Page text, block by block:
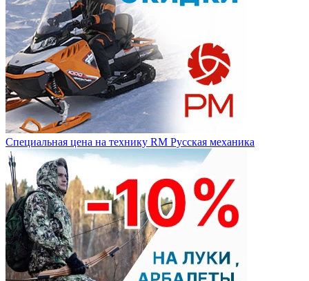
Специальная цена на технику RM Русская механика